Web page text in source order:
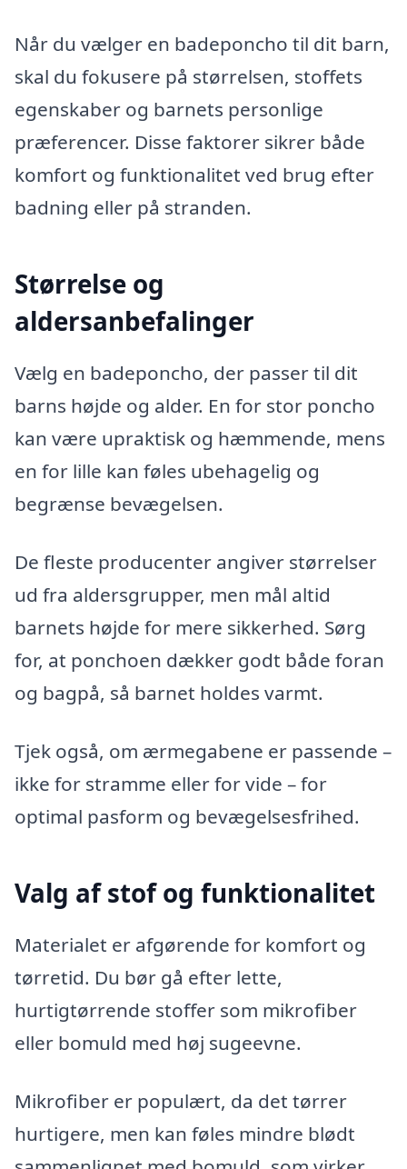
Når du vælger en badeponcho til dit barn,
skal du fokusere på størrelsen, stoffets
egenskaber og barnets personlige
præferencer. Disse faktorer sikrer både
komfort og funktionalitet ved brug efter
badning eller på stranden.
Størrelse og
aldersanbefalinger
Vælg en badeponcho, der passer til dit
barns højde og alder. En for stor poncho
kan være upraktisk og hæmmende, mens
en for lille kan føles ubehagelig og
begrænse bevægelsen.
De fleste producenter angiver størrelser
ud fra aldersgrupper, men mål altid
barnets højde for mere sikkerhed. Sørg
for, at ponchoen dækker godt både foran
og bagpå, så barnet holdes varmt.
Tjek også, om ærmegabene er passende –
ikke for stramme eller for vide – for
optimal pasform og bevægelsesfrihed.
Valg af stof og funktionalitet
Materialet er afgørende for komfort og
tørretid. Du bør gå efter lette,
hurtigtørrende stoffer som mikrofiber
eller bomuld med høj sugeevne.
Mikrofiber er populært, da det tørrer
hurtigere, men kan føles mindre blødt